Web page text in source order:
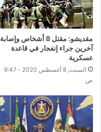
مقديشو: مقتل 8 أشخاص وإصابة
آخرين جراء إنفجار في قاعدة
عسكرية
السبت, 8 أغسطس 2020 - 9:47
ص